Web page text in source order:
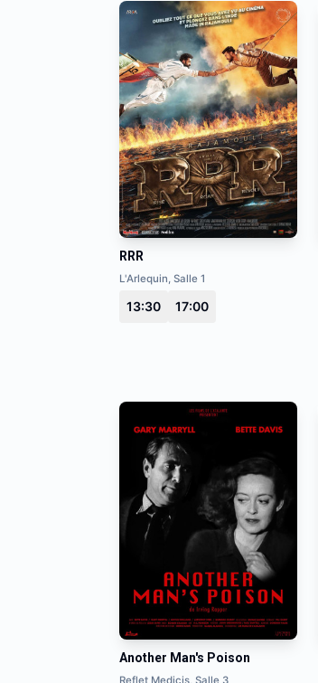
RRR
L'Arlequin, Salle 1
13:30 17:00
Another Man's Poison
Reflet Medicis, Salle 3